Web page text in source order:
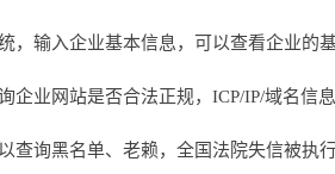
，输入企业基本信息，可以查看企业的
企业网站是否合法正规，ICP/IP/域名信
查询黑名单、老赖，全国法院失信被执